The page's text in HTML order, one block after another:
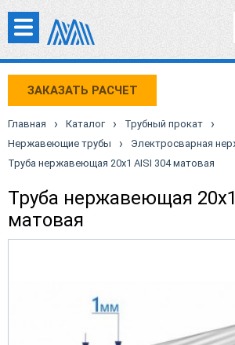
ЗАКАЗАТЬ РАСЧЕТ
Главная › Каталог › Трубный прокат ›
Нержавеющие трубы › Электросварная
Труба нержавеющая 20х1 AISI 304 матовая
Труба нержавеющая
матовая